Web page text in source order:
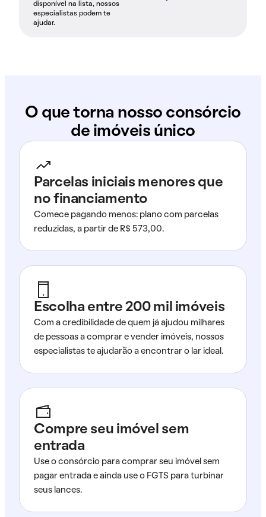
disponível na lista, nossos
especialistas podem te
ajudar.
O que torna nosso consórcio
de imóveis único
Parcelas iniciais menores que
no financiamento
Comece pagando menos: plano com parcelas
reduzidas, a partir de R$ 573,00.
Escolha entre 200 mil imóveis
Com a credibilidade de quem já ajudou milhares
de pessoas a comprar e vender imóveis, nossos
especialistas te ajudarão a encontrar o lar ideal.
Compre seu imóvel sem
entrada
Use o consórcio para comprar seu imóvel sem
pagar entrada e ainda use o FGTS para turbinar
seus lances.